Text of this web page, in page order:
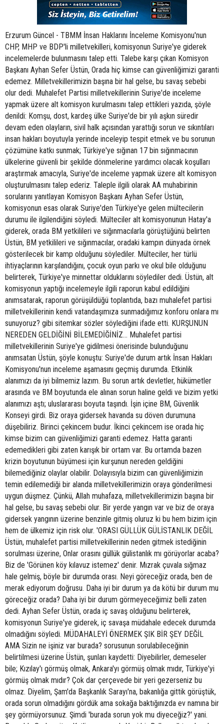
Erzurum Güncel - TBMM İnsan Haklarını İnceleme Komisyonu'nun
CHP, MHP ve BDP'li milletvekilleri, komisyonun Suriye'ye giderek
incelemelerde bulunmasını talep etti. Talebe karşı çıkan Komisyon
Başkanı Ayhan Sefer Üstün, Orada hiç kimse can güvenliğimizi garanti
edemez. Milletvekillerimizin başına bir hal gelse, bu savaş sebebi
olur dedi. Muhalefet Partisi milletvekillerinin Suriye'de inceleme
yapmak üzere alt komisyon kurulmasını talep ettikleri yazıda, şöyle
denildi: Komşu, dost, kardeş ülke Suriye'de bir yılı aşkın süredir
devam eden olayların, sivil halk açısından yarattığı sorun ve sıkıntıları
insan hakları boyutuyla yerinde inceleyip tespit etmek ve bu sorunun
çözümüne katkı sunmak; Türkiye'ye sığınan 17 bin sığınmacının
ülkelerine güvenli bir şekilde dönmelerine yardımcı olacak koşulları
araştırmak amacıyla, Suriye'de inceleme yapmak üzere alt komisyon
oluşturulmasını talep ederiz. Taleple ilgili olarak AA muhabirinin
sorularını yanıtlayan Komisyon Başkanı Ayhan Sefer Üstün,
komisyonun esas olarak Suriye'den Türkiye'ye gelen mültecilerin
durumu ile ilgilendiğini söyledi. Mülteciler alt komisyonunun Hatay'a
giderek, orada BM yetkilileri ve sığınmacılarla görüştüğünü belirten
Üstün, BM yetkilileri ve sığınmacılar, oradaki kampın dünyada örnek
gösterilecek bir kamp olduğunu söylediler. Mülteciler, her türlü
ihtiyaçlarının karşılandığını, çocuk oyun parkı ve okul bile olduğunu
belirterek, Türkiye'ye minnettar olduklarını söylediler dedi. Üstün, alt
komisyonun yaptığı incelemeyle ilgili raporun kabul edildiğini
anımsatarak, raporun görüşüldüğü toplantıda, bazı muhalefet partisi
milletvekillerinin kendi vatandaşımıza sunmadığımız konforu onlara mı
sunuyoruz? gibi sitemkar sözler söylediğini ifade etti. KURŞUNUN
NEREDEN GELDİĞİNİ BİLEMEDİĞİNİZ... Muhalefet partisi
milletvekillerinin Suriye'ye gidilmesi önerisinde bulunduğunu
anımsatan Üstün, şöyle konuştu: Suriye'de durum artık İnsan Hakları
Komisyonu'nun inceleme aşamasını geçmiş durumda. Etkinlik
alanımızı da iyi bilmemiz lazım. Bu sorun artık devletler, hükümetler
arasında ve BM boyutunda ele alınan sorun haline geldi ve bizim yetki
alanımızı aştı; uluslararası boyuta taşındı. İşin içine BM, Güvenlik
Konseyi girdi. Biz oraya gidersek havanda su döven durumuna
düşebiliriz. Birinci çekincem budur. İkinci çekincem ise orada hiç
kimse bizim can güvenliğimizi garanti edemez. Hatta garanti
edemedikleri gibi zaten karışık bir ortam var. Bu ortamda bazen
krizin boyutunun büyümesi için kurşunun nereden geldiğini
bilemediğiniz olaylar olabilir. Dolayısıyla bizim can güvenliğimizin
temin edilemediği bir alanda milletvekillerimizin oraya gönderilmesi
uygun düşmez. Çünkü, Allah muhafaza, milletvekillerimizin başına bir
hal gelse, bu savaş sebebi olur. Bir yerde yangın var ve biz de oraya
gidersek yangının üzerine benzinle gitmiş oluruz ki bu hem bizim için
hem de ülkemiz için risk olur. 'ORASI GÜLLÜK GÜLİSTANLIK DEĞİL
Üstün, muhalefet partisi milletvekillerinin neden gitmek istediğinin
sorulması üzerine, Onlar orasını güllük gülistanlık mı görüyorlar acaba?
Biz de 'Görünen köy kılavuz istemez' denir. Mızrak çuvala sığmaz
hale gelmiş, böyle bir durumda orası. Neyi göreceğiz orada, ben de
merak ediyorum doğrusu. Daha iyi bir durum ya da kötü bir durum mu
göreceğiz orada? Daha iyi bir durum görmeyeceğimiz belli zaten
dedi. Ayhan Sefer Üstün, orada iç savaş olduğunu belirterek,
komisyonun Suriye'ye giderek, iç savaşa müdahale edecek durumda
olmadığını söyledi. MÜDAHALEYİ ÖNERMEK ŞIK BİR ŞEY DEĞİL
AMA Sizin ne işiniz var burada? sorusunun sorulabileceğinin
belirtilmesi üzerine Üstün, şunları kaydetti: Diyebilirler, demeseler
bile; Kızılay'ı görmüş olmak, Ankara'yı görmüş olmak mıdır, Türkiye'yi
görmüş olmak mıdır? Çok dar çerçevede bir yeri gezerseniz bu
olmaz. Diyelim, Şam'da Başkanlık Sarayı'na, bakanlığa gittik görüştük,
orada sorun olmadığını gördük ama sokağa baktığınızda ev namına bir
şey görmüyorsunuz. Şimdi 'burada sorun yok mu diyeceğiz?' yani.